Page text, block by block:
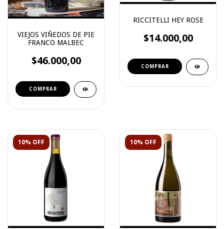
VIEJOS VIÑEDOS DE PIE
FRANCO MALBEC
$46.000,00
RICCITELLI HEY ROSE
$14.000,00
10% OFF 10% OFF